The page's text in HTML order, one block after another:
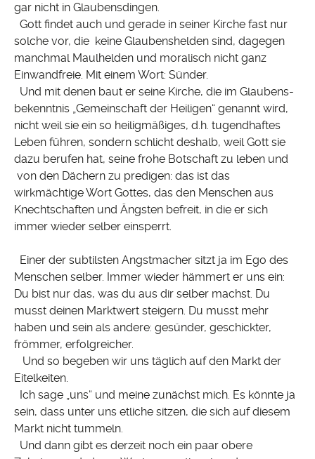
gar nicht in Glaubensdingen.
Gott findet auch und gerade in seiner Kirche fast nur
solche vor, die keine Glaubenshelden sind, dagegen
manchmal Maulhelden und moralisch nicht ganz
Einwandfreie. Mit einem Wort: Sünder.
Und mit denen baut er seine Kirche, die im Glaubens-
bekenntnis „Gemeinschaft der Heiligen“ genannt wird,
nicht weil sie ein so heiligmäßiges, d.h. tugendhaftes
Leben führen, sondern schlicht deshalb, weil Gott sie
dazu berufen hat, seine frohe Botschaft zu leben und
von den Dächern zu predigen: das ist das
wirkmächtige Wort Gottes, das den Menschen aus
Knechtschaften und Ängsten befreit, in die er sich
immer wieder selber einsperrt.
Einer der subtilsten Angstmacher sitzt ja im Ego des
Menschen selber. Immer wieder hämmert er uns ein:
Du bist nur das, was du aus dir selber machst. Du
musst deinen Marktwert steigern. Du musst mehr
haben und sein als andere: gesünder, geschickter,
frömmer, erfolgreicher.
Und so begeben wir uns täglich auf den Markt der
Eitelkeiten.
Ich sage „uns“ und meine zunächst mich. Es könnte ja
sein, dass unter uns etliche sitzen, die sich auf diesem
Markt nicht tummeln.
Und dann gibt es derzeit noch ein paar obere